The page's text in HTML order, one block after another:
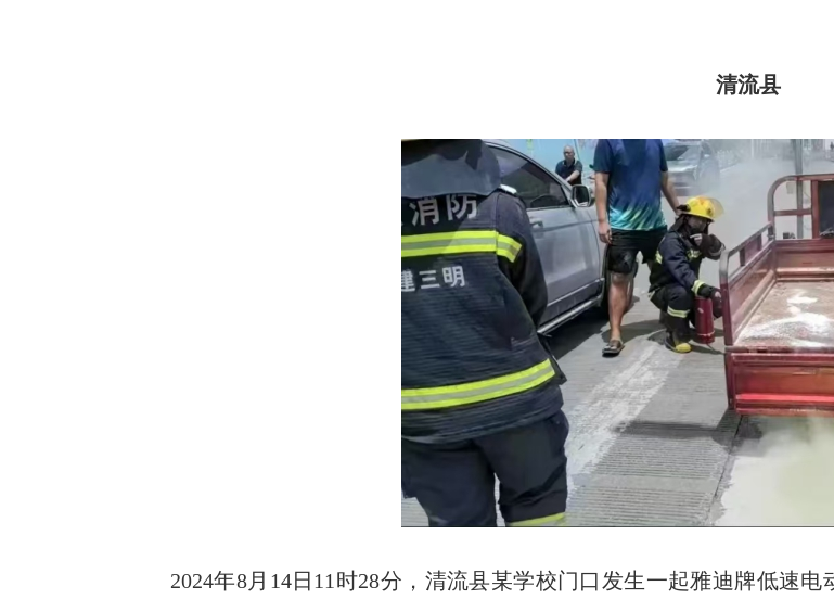
清流县
2024年8月14日11时28分，清流县某学校门口发生一起雅迪牌低速电